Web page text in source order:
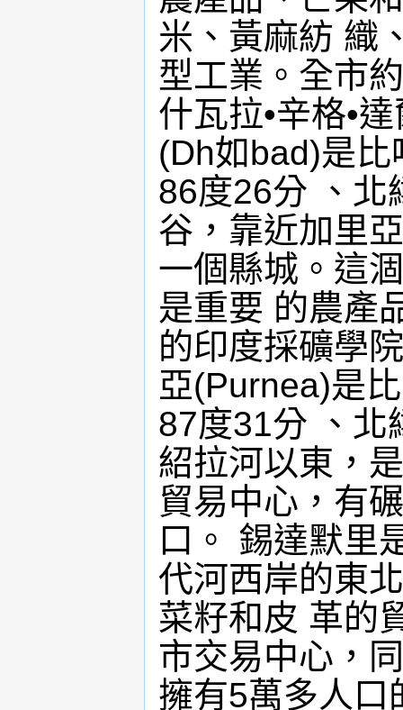
米、黃麻紡 織
型工業。全市
什瓦拉•辛格•
(Dh如bad)是
86度26分 、北
谷，靠近加里
一個縣城。這
是重要 的農產
的印度採礦學
亞(Purnea)是
87度31分 、北
紹拉河以東，
貿易中心，有
口。 錫達默里
代河西岸的東
菜籽和皮 革的
市交易中心，
擁有5萬多人口